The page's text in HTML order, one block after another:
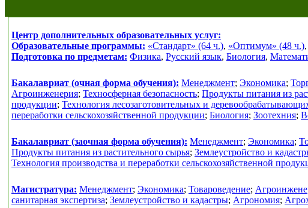
Центр дополнительных образовательных услуг:
Образовательные программы: «Стандарт» (64 ч.), «Оптимум» (48 ч.),
Подготовка по предметам: Физика, Русский язык, Биология,
Бакалавриат (очная форма обучения): Менеджмент; Экономика;
Агроинженерия; Техносферная безопасность; Продукты питания из
продукции; Технология лесозаготовительных и
переработки сельскохозяйственной продукции; Биология; Зоотехния;
Бакалавриат (заочная форма обучения): Менеджмент; Экономика;
Продукты питания из растительного сырья; Землеустройство и
Технология производства и переработки сельскохозяйственной
Магистратура: Менеджмент; Экономика; Товароведение;
санитарная экспертиза; Землеустройство и кадастры; Агрономия;